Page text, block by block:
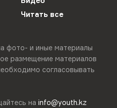
Читать все
фото- и иные материалы
размещение материалов
согласовывать
на info@youth.kz